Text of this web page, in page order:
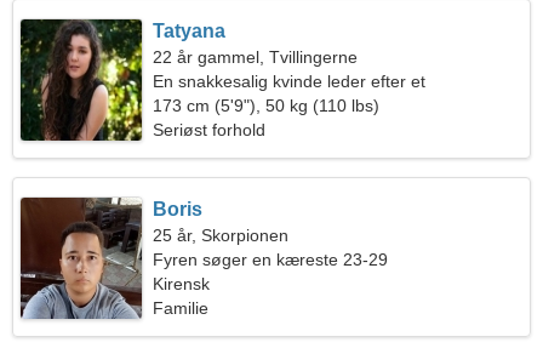
Tatyana
22 år gammel, Tvillingerne
En snakkesalig kvinde leder efter et
lidenskabeligt forhold
173 cm (5'9"), 50 kg (110 lbs)
Seriøst forhold
Boris
25 år, Skorpionen
Fyren søger en kæreste 23-29
Kirensk
Familie